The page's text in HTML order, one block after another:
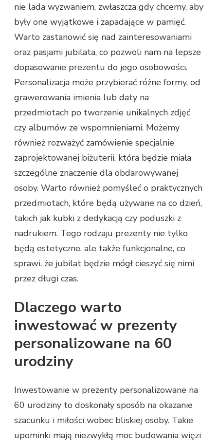
nie lada wyzwaniem, zwłaszcza gdy chcemy, aby
były one wyjątkowe i zapadające w pamięć.
Warto zastanowić się nad zainteresowaniami
oraz pasjami jubilata, co pozwoli nam na lepsze
dopasowanie prezentu do jego osobowości.
Personalizacja może przybierać różne formy, od
grawerowania imienia lub daty na
przedmiotach po tworzenie unikalnych zdjęć
czy albumów ze wspomnieniami. Możemy
również rozważyć zamówienie specjalnie
zaprojektowanej biżuterii, która będzie miała
szczególne znaczenie dla obdarowywanej
osoby. Warto również pomyśleć o praktycznych
przedmiotach, które będą używane na co dzień,
takich jak kubki z dedykacją czy poduszki z
nadrukiem. Tego rodzaju prezenty nie tylko
będą estetyczne, ale także funkcjonalne, co
sprawi, że jubilat będzie mógł cieszyć się nimi
przez długi czas.
Dlaczego warto
inwestować w prezenty
personalizowane na 60
urodziny
Inwestowanie w prezenty personalizowane na
60 urodziny to doskonały sposób na okazanie
szacunku i miłości wobec bliskiej osoby. Takie
upominki mają niezwykłą moc budowania więzi